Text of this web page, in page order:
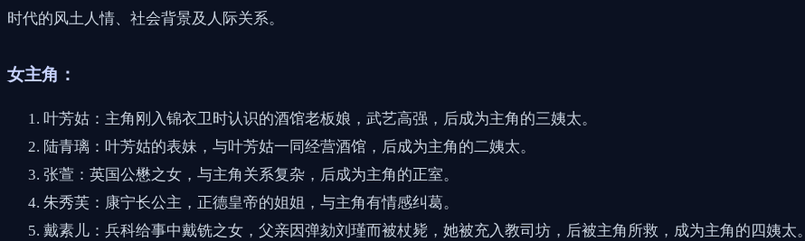
时代的风土人情、社会背景及人际关系。
女主角：
叶芳姑：主角刚入锦衣卫时认识的酒馆老板娘，武艺高强，后成为主角的三姨太。
陆青璃：叶芳姑的表妹，与叶芳姑一同经营酒馆，后成为主角的二姨太。
张萱：英国公懋之女，与主角关系复杂，后成为主角的正室。
朱秀芙：康宁长公主，正德皇帝的姐姐，与主角有情感纠葛。
戴素儿：兵科给事中戴铣之女，父亲因弹劾刘瑾而被杖毙，她被充入教司坊，后被主角所救，成为主角的四姨太。